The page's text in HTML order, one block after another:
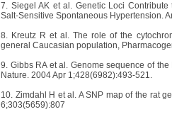
7. Siegel AK et al. Genetic Loci
Salt-Sensitive Spontaneous Hypertension.
8. Kreutz R et al. The role of the
general Caucasian population,
9. Gibbs RA et al. Genome sequence of
Nature. 2004 Apr 1;428(6982):493-521.
10. Zimdahl H et al. A SNP map of the rat
6;303(5659):807